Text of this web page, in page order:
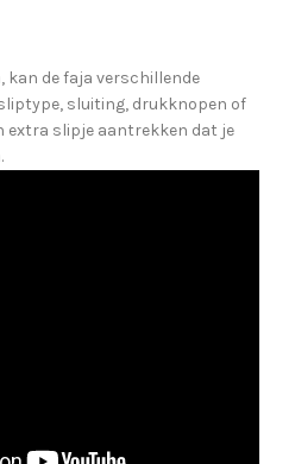
kan de faja verschillende
sluiting, drukknopen of
extra slipje aantrekken dat je